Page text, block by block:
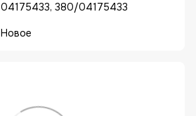
04175433, 380/04175433
Новое